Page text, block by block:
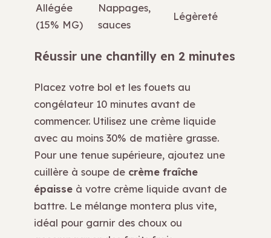
Allégée
(15% MG)
Nappages,
sauces
Légèreté
Réussir une chantilly en 2 minutes
Placez votre bol et les fouets au
congélateur 10 minutes avant de
commencer. Utilisez une crème liquide
avec au moins 30% de matière grasse.
Pour une tenue supérieure, ajoutez une
cuillère à soupe de crème fraîche
épaisse à votre crème liquide avant de
battre. Le mélange montera plus vite,
idéal pour garnir des choux ou